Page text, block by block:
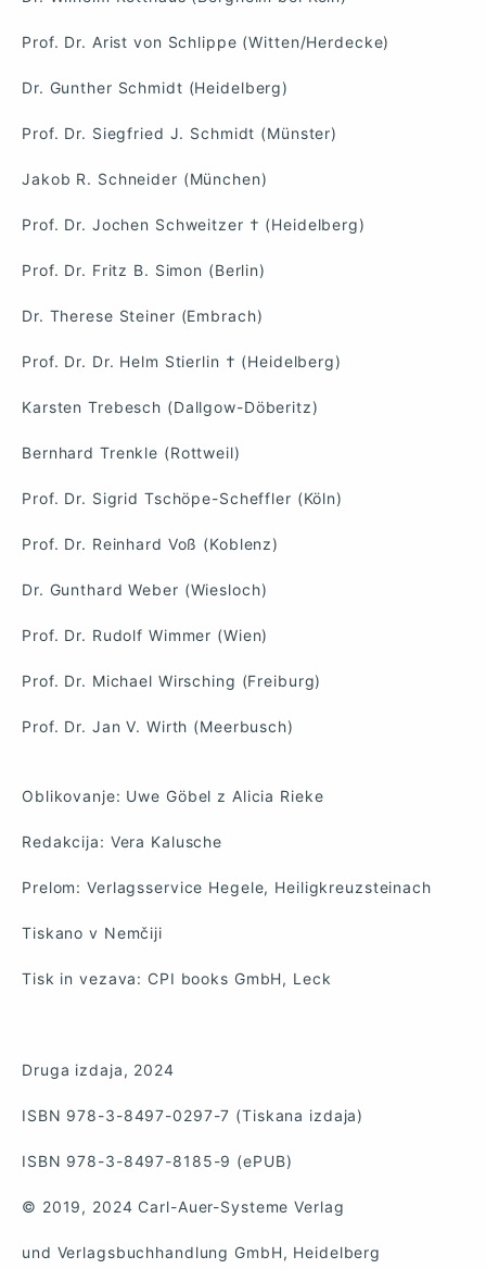
Prof. Dr. Arist von Schlippe (Witten/Herdecke)
Dr. Gunther Schmidt (Heidelberg)
Prof. Dr. Siegfried J. Schmidt (Münster)
Jakob R. Schneider (München)
Prof. Dr. Jochen Schweitzer † (Heidelberg)
Prof. Dr. Fritz B. Simon (Berlin)
Dr. Therese Steiner (Embrach)
Prof. Dr. Dr. Helm Stierlin † (Heidelberg)
Karsten Trebesch (Dallgow-Döberitz)
Bernhard Trenkle (Rottweil)
Prof. Dr. Sigrid Tschöpe-Scheffler (Köln)
Prof. Dr. Reinhard Voß (Koblenz)
Dr. Gunthard Weber (Wiesloch)
Prof. Dr. Rudolf Wimmer (Wien)
Prof. Dr. Michael Wirsching (Freiburg)
Prof. Dr. Jan V. Wirth (Meerbusch)
Oblikovanje: Uwe Göbel z Alicia Rieke
Redakcija: Vera Kalusche
Prelom: Verlagsservice Hegele, Heiligkreuzsteinach
Tiskano v Nemčiji
Tisk in vezava: CPI books GmbH, Leck
Druga izdaja, 2024
ISBN 978-3-8497-0297-7 (Tiskana izdaja)
ISBN 978-3-8497-8185-9 (ePUB)
© 2019, 2024 Carl-Auer-Systeme Verlag
und Verlagsbuchhandlung GmbH, Heidelberg